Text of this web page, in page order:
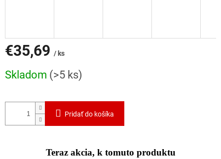
€35,69 / ks
cena:
Skladom (>5 ks)
Pridať do košíka
Teraz akcia, k tomuto produktu